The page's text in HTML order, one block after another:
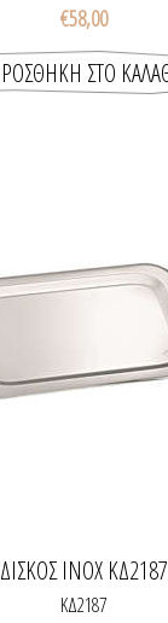
€58,00
ΔΙΣΚΟΣ INOX ΚΔ2187
ΚΔ2187